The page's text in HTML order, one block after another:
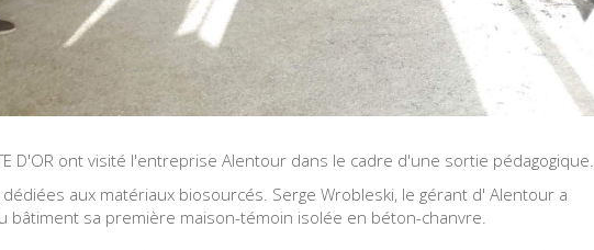
D'OR ont visité l'entreprise Alentour dans le cadre d'une sortie pédagogique.
aux matériaux biosourcés. Serge Wrobleski, le gérant d' Alentour a
sa première maison-témoin isolée en béton-chanvre.